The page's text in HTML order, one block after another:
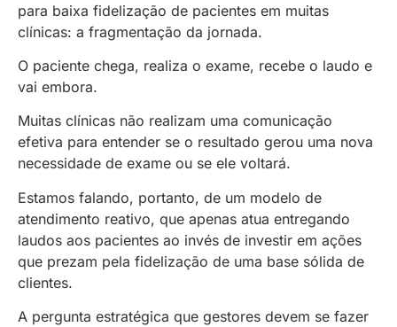
para baixa fidelização de pacientes em muitas
clínicas: a fragmentação da jornada.
O paciente chega, realiza o exame, recebe o laudo e
vai embora.
Muitas clínicas não realizam uma comunicação
efetiva para entender se o resultado gerou uma nova
necessidade de exame ou se ele voltará.
Estamos falando, portanto, de um modelo de
atendimento reativo, que apenas atua entregando
laudos aos pacientes ao invés de investir em ações
que prezam pela fidelização de uma base sólida de
clientes.
A pergunta estratégica que gestores devem se fazer